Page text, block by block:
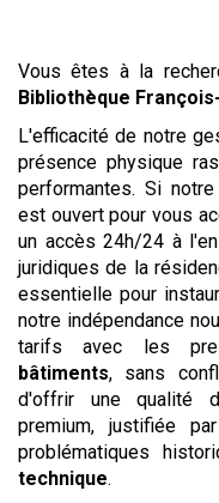
Vous êtes à la
Bibliothèque
L'efficacité de notre
présence physique
performantes. Si
est ouvert pour vous
un accès 24h/24 à
juridiques de la
essentielle pour
notre indépendance
tarifs avec les
bâtiments, sans
d'offrir une qualité
premium, justifiée
problématiques
technique.